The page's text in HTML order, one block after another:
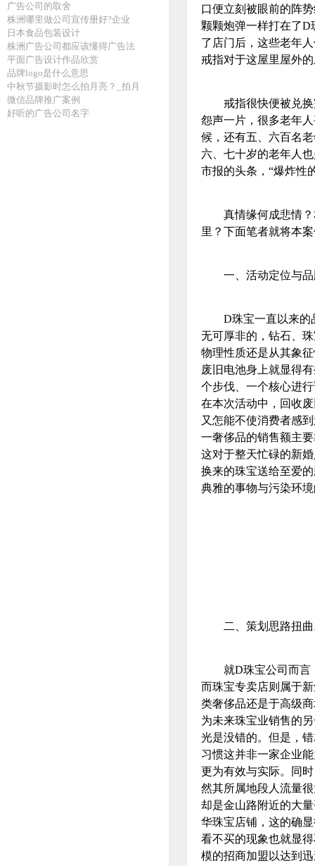
广告公司的取舍
株洲哪里做公司宣传册好?企业
日本食品包装设计
株洲广告公司都应该懂得广告法
平面广告设计作品欣赏
品牌logo是什么意思
中秋节摄影时怎么拍月亮？_拍月
微信品牌推广案例
好听的广告公司名字
口便立刻被眼前的阵
颗颗炮弹一样打在了
了店门后，这些老年
戒指对于这屋里屋
戒指很快便被兑换
怨声一片，很多老年
候，还有五、六百名
六、七十岁的老年人
市报的头条，“爆炸性
真情缘何成悲情？
里？下面笔者就将本
一、活动定位与
D珠宝一直以来的品
无可厚非的，钻石、
物理性质还是从其象
废旧电池身上就显得
个步伐、一个核心进
在本次活动中，回收
又怎能不使消费者感
一奢侈品的销售额主
这对于整天忙碌的新
换来的珠宝送给至爱
典雅的事物与污染环
二、策划思路
就D珠宝公司而言，
而珠宝专卖店则属于
类奢侈品还是于高级
为未来珠宝业销售的
光是没错的。但是，
习惯这并非一家企业
更为有效与实际。同
然其所属地段人流量
却是金山路附近的大
华珠宝店铺，这的确
看不买的现象也就显
模的招商加盟以达到